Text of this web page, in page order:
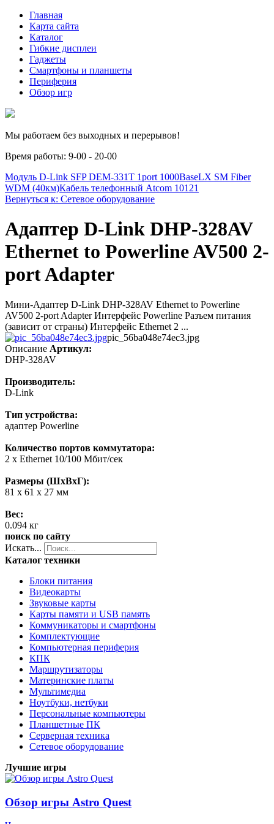
Главная
Карта сайта
Каталог
Гибкие дисплеи
Гаджеты
Смартфоны и планшеты
Периферия
Обзор игр
Мы работаем без выходных и перерывов!
Время работы: 9-00 - 20-00
Модуль D-Link SFP DEM-331T 1port 1000BaseLX SM Fiber
WDM (40км)Кабель телефонный Atcom 10121
Вернуться к: Сетевое оборудование
Адаптер D-Link DHP-328AV
Ethernet to Powerline AV500 2-
port Adapter
Мини-Адаптер D-Link DHP-328AV Ethernet to Powerline
AV500 2-port Adapter Интерфейс Powerline Разъем питания
(зависит от страны) Интерфейс Ethernet 2 ...
pic_56ba048e74ec3.jpg
Описание Артикул:
DHP-328AV
Производитель:
D-Link
Тип устройства:
адаптер Powerline
Количество портов коммутатора:
2 x Ethernet 10/100 Мбит/сек
Размеры (ШxВxГ):
81 x 61 x 27 мм
Вес:
0.094 кг
поиск по сайту
Искать...
Каталог техники
Блоки питания
Видеокарты
Звуковые карты
Карты памяти и USB память
Коммуникаторы и смартфоны
Комплектующие
Компьютерная периферия
КПК
Маршрутизаторы
Материнские платы
Мультимедиа
Ноутбуки, нетбуки
Персональные компьютеры
Планшетные ПК
Серверная техника
Сетевое оборудование
Лучшие игры
Обзор игры Astro Quest